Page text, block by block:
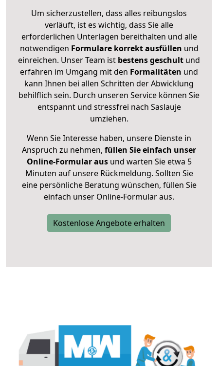
Um sicherzustellen, dass alles reibungslos
verläuft, ist es wichtig, dass Sie alle
erforderlichen Unterlagen bereithalten und alle
notwendigen Formulare korrekt ausfüllen und
einreichen. Unser Team ist bestens geschult und
erfahren im Umgang mit den Formalitäten und
kann Ihnen bei allen Schritten der Abwicklung
behilflich sein. Durch unseren Service können Sie
entspannt und stressfrei nach Saslauje
umziehen.
Wenn Sie Interesse haben, unsere Dienste in
Anspruch zu nehmen, füllen Sie einfach unser
Online-Formular ausund warten Sie etwa 5
Minuten auf unsere Rückmeldung. Sollten Sie
eine persönliche Beratung wünschen, füllen Sie
einfach unser Online-Formular aus.
Kostenlose Angebote erhalten